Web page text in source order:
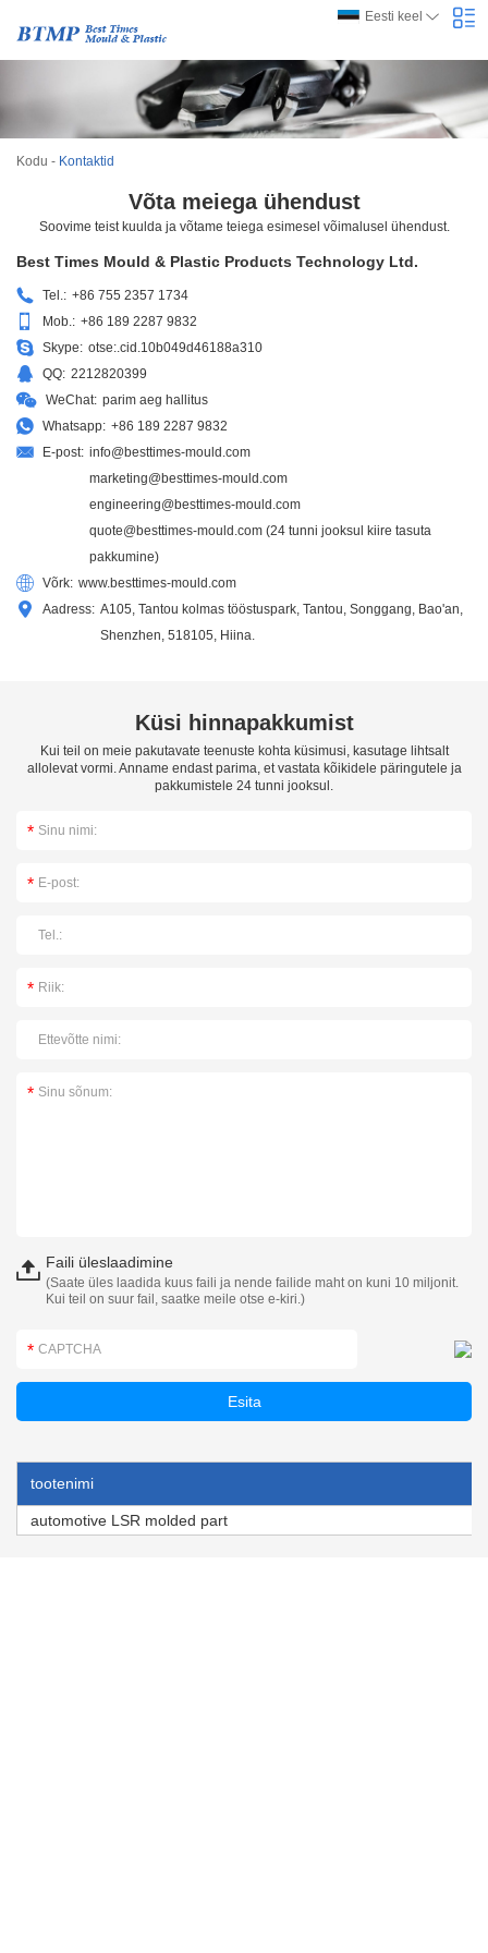
Eesti keel
Kodu - Kontaktid
Võta meiega ühendust
Soovime teist kuulda ja võtame teiega esimesel võimalusel ühendust.
Best Times Mould & Plastic Products Technology Ltd.
Tel.: +86 755 2357 1734
Mob.: +86 189 2287 9832
Skype: otse:.cid.10b049d46188a310
QQ: 2212820399
WeChat: parim aeg hallitus
Whatsapp: +86 189 2287 9832
E-post: info@besttimes-mould.com
marketing@besttimes-mould.com
engineering@besttimes-mould.com
quote@besttimes-mould.com (24 tunni jooksul kiire tasuta
pakkumine)
Võrk: www.besttimes-mould.com
Aadress: A105, Tantou kolmas tööstuspark, Tantou, Songgang, Bao'an,
Shenzhen, 518105, Hiina.
Küsi hinnapakkumist
Kui teil on meie pakutavate teenuste kohta küsimusi, kasutage lihtsalt
allolevat vormi. Anname endast parima, et vastata kõikidele päringutele ja
pakkumistele 24 tunni jooksul.
Faili üleslaadimine
(Saate üles laadida kuus faili ja nende failide maht on kuni 10 miljonit.
Kui teil on suur fail, saatke meile otse e-kiri.)
tootenimi
automotive LSR molded part